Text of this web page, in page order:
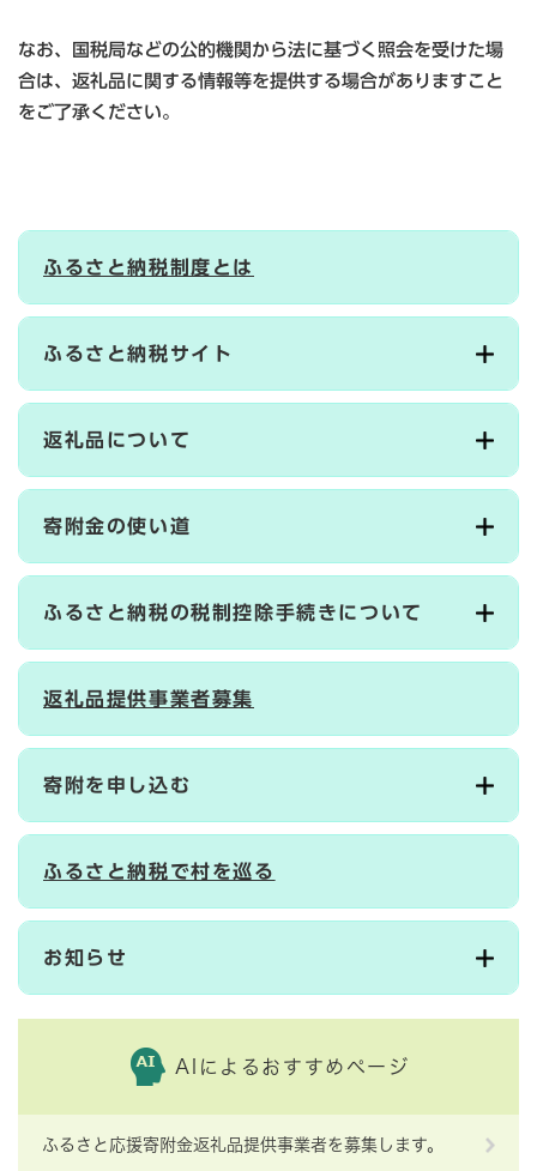
なお、国税局などの公的機関から法に基づく照会を受けた場
合は、返礼品に関する情報等を提供する場合がありますこと
をご了承ください。
ふるさと納税制度とは
ふるさと納税サイト
返礼品について
寄附金の使い道
ふるさと納税の税制控除手続きについて
返礼品提供事業者募集
寄附を申し込む
ふるさと納税で村を巡る
お知らせ
AIによるおすすめページ
ふるさと応援寄附金返礼品提供事業者を募集します。